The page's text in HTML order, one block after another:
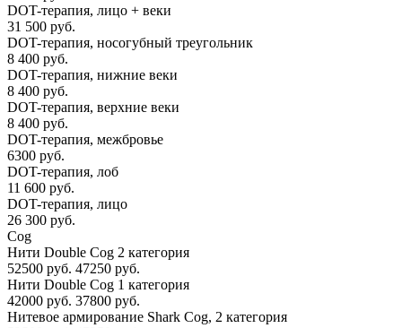
DOT-терапия, лицо + веки
31 500 руб.
DOT-терапия, носогубный треугольник
8 400 руб.
DOT-терапия, нижние веки
8 400 руб.
DOT-терапия, верхние веки
8 400 руб.
DOT-терапия, межбровье
6300 руб.
DOT-терапия, лоб
11 600 руб.
DOT-терапия, лицо
26 300 руб.
Cog
Нити Double Cog 2 категория
52500 руб. 47250 руб.
Нити Double Cog 1 категория
42000 руб. 37800 руб.
Нитевое армирование Shark Cog, 2 категория